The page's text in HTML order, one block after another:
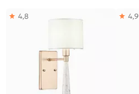
4,8 4,9